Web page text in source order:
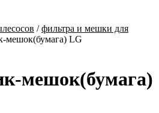
/фильтра и мешки для
мешок(бумага) LG
мешок(бумага)